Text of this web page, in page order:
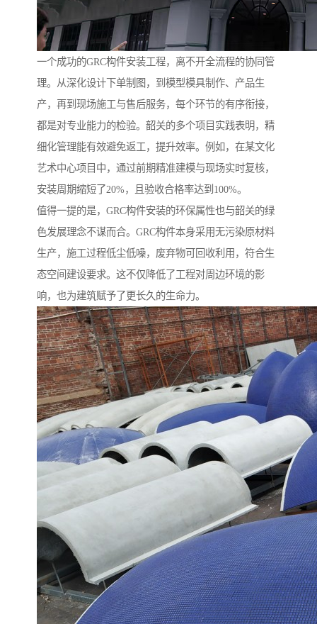
一个成功的GRC构件安装工程，离不开全流程的协同管
理。从深化设计下单制图，到模型模具制作、产品生
产，再到现场施工与售后服务，每个环节的有序衔接，
都是对专业能力的检验。韶关的多个项目实践表明，精
细化管理能有效避免返工，提升效率。例如，在某文化
艺术中心项目中，通过前期精准建模与现场实时复核，
安装周期缩短了20%，且验收合格率达到100%。
值得一提的是，GRC构件安装的环保属性也与韶关的绿
色发展理念不谋而合。GRC构件本身采用无污染原材料
生产，施工过程低尘低噪，废弃物可回收利用，符合生
态空间建设要求。这不仅降低了工程对周边环境的影
响，也为建筑赋予了更长久的生命力。